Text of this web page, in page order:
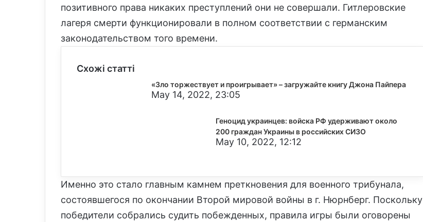
позитивного права никаких преступлений они не совершали. Гитлеровские
лагеря смерти функционировали в полном соответствии с германским
законодательством того времени.
Схожі статті
«Зло торжествует и проигрывает» – загружайте книгу Джона Пайпера
May 14, 2022, 23:05
Геноцид украинцев: войска РФ удерживают около
200 граждан Украины в российских СИЗО
May 10, 2022, 12:12
Именно это стало главным камнем преткновения для военного трибунала,
состоявшегося по окончании Второй мировой войны в г. Нюрнберг. Поскольку
победители собрались судить побежденных, правила игры были оговорены